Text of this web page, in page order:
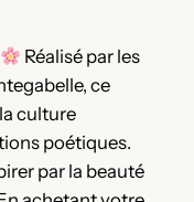
Réalisé par les
ce
culture
poétiques.
par la beauté